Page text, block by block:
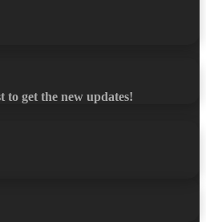
to get the new updates!